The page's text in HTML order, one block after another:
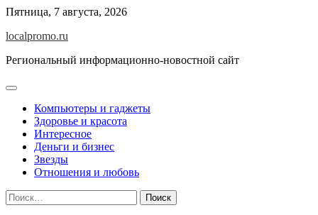
Перейти
содержимому
Пятница, 7 августа, 2026
localpromo.ru
Региональный информационно-новостной сайт
Компьютеры и гаджеты
Здоровье и красота
Интересное
Деньги и бизнес
Звезды
Отношения и любовь
Найти: